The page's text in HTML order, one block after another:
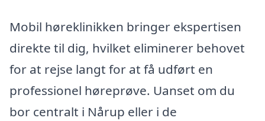
Mobil høreklinikken bringer ekspertisen
direkte til dig, hvilket eliminerer behovet
for at rejse langt for at få udført en
professionel høreprøve. Uanset om du
bor centralt i Nårup eller i de